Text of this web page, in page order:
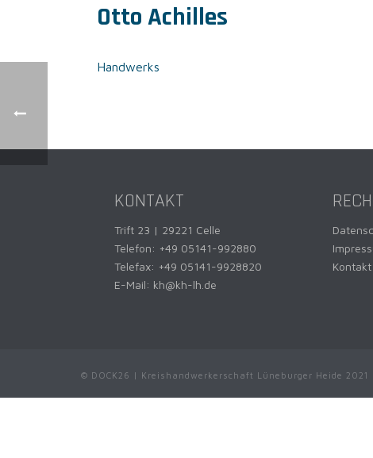
Otto Achilles
KONTAKT
Trift 23 | 29221 Celle
Telefon: +49 05141-992880
Telefax: +49 05141-9928820
E-Mail: kh@kh-lh.de
Kontakt
© DOCK26 | Kreishandwerkerschaft Lüneburger Heide 2021